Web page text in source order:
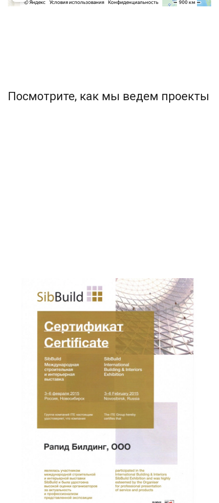
Посмотрите, как мы ведем проекты